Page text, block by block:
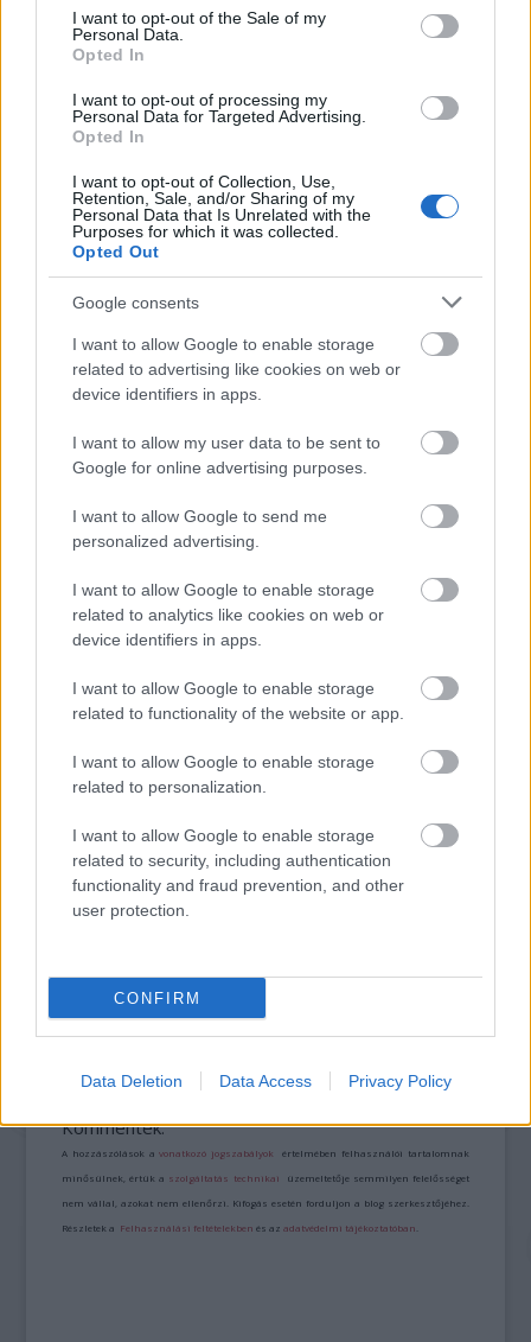
consent section.
I want to opt-out of the Sale of my
Personal Data.
Opted In
I want to opt-out of processing my
Personal Data for Targeted Advertising.
Opted In
I want to opt-out of Collection, Use,
Retention, Sale, and/or Sharing of my
Personal Data that Is Unrelated with the
Purposes for which it was collected.
Opted Out
Google consents
I want to allow Google to enable storage
related to advertising like cookies on web or
device identifiers in apps.
I want to allow my user data to be sent to
Google for online advertising purposes.
I want to allow Google to send me
personalized advertising.
I want to allow Google to enable storage
related to analytics like cookies on web or
device identifiers in apps.
I want to allow Google to enable storage
related to functionality of the website or app.
I want to allow Google to enable storage
related to personalization.
I want to allow Google to enable storage
related to security, including authentication
functionality and fraud prevention, and other
user protection.
CONFIRM
Data Deletion Data Access Privacy Policy
regisztrációkat az alábbi felületen
szeptember 17. 14.00-ig várják:
További információk a programokról és a
Zene Programajánló Szentendre Gasztro Lavór 11.
Budapesti Nyári Fesztivál
AZ EMBERSÉG ÜNNEPE
PÜNKÖSDI ÖRÖKSÉG ÜNNEP – ÉLŐ
SKANZENBEN
CSODAVÁRÓ BETLEHEMES
A bejegyzés trackback címe:
Kommentek:
A hozzászólások avonatkozó jogszabályok értelmében felhasználói tartalomnak
minősülnek, értük a szolgáltatás technikai üzemeltetője semmilyen felelősséget
nem vállal, azokat nem ellenőrzi. Kifogás esetén forduljon a blog szerkesztőjéhez.
Részletek a Felhasználási feltételekben és azadatvédelmi tájékoztatóban